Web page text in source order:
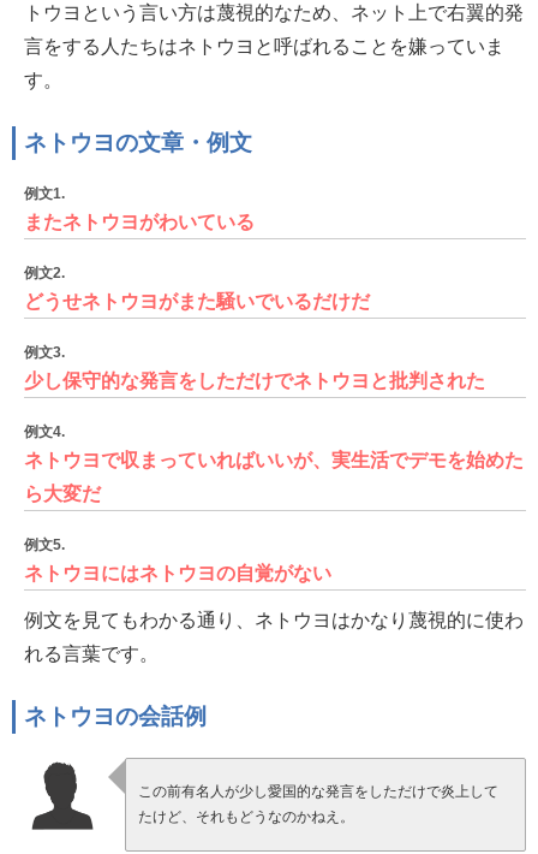
トウヨという言い方は蔑視的なため、ネット上で右翼的発
言をする人たちはネトウヨと呼ばれることを嫌っていま
す。
ネトウヨの文章・例文
例文1.
またネトウヨがわいている
例文2.
どうせネトウヨがまた騒いでいるだけだ
例文3.
少し保守的な発言をしただけでネトウヨと批判された
例文4.
ネトウヨで収まっていればいいが、実生活でデモを始めた
ら大変だ
例文5.
ネトウヨにはネトウヨの自覚がない
例文を見てもわかる通り、ネトウヨはかなり蔑視的に使わ
れる言葉です。
ネトウヨの会話例
この前有名人が少し愛国的な発言をしただけで炎上して
たけど、それもどうなのかねえ。